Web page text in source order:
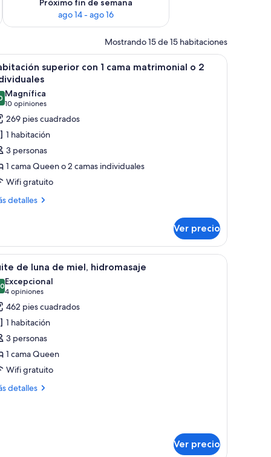
Próximo fin de semana
ago 14 - ago 16
Mostrando 15 de 15 habitaciones
cama con colcha estampada, escritorio con silla y televisor montado en la
Una habitación de hotel con una cama
6
superior con 1 cama matrimonial o 2
de 10
Magnífica
10 opiniones
(10
opiniones)
269 pies cuadrados
1 habitación
3 personas
1 cama Queen o 2 camas individuales
Wifi gratuito
detalles
Ver precio
un edificio y una piscina exterior.
ropa de cama roja, dos lámparas de pared y vistas al balcón exterior.
Una habitación de hotel moderna con una
16 de luna de miel, hidromasaje
de 10
Excepcional
4 opiniones
(4
opiniones)
462 pies cuadrados
1 habitación
3 personas
1 cama Queen
Wifi gratuito
detalles
Ver precio